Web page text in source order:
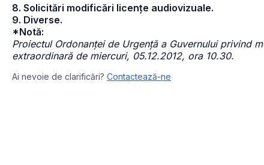
8. Solicitări modificări licențe audiovizuale.
9. Diverse.
*Notă:
Proiectul Ordonanței de Urgență a Guvernului privind
extraordinară de miercuri, 05.12.2012, ora 10.30.
Ai nevoie de clarificări? Contactează-ne